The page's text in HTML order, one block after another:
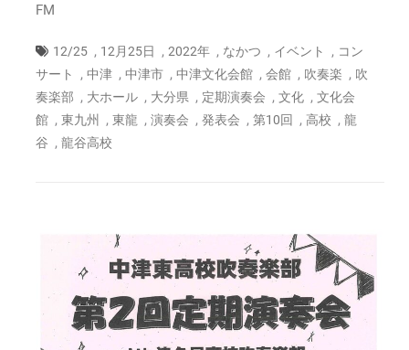
ト
年
12
月
FM
12/25 , 12月25日 , 2022年 , なかつ , イベント , コン
サート
, 中津 , 中津市 , 中津文化会館 , 会館 , 吹奏楽 , 吹
奏楽部 , 大ホール , 大分県 , 定期演奏会 , 文化 , 文化会
館 , 東九州 , 東龍 , 演奏会 , 発表会 , 第10回 , 高校 , 龍
谷 , 龍谷高校